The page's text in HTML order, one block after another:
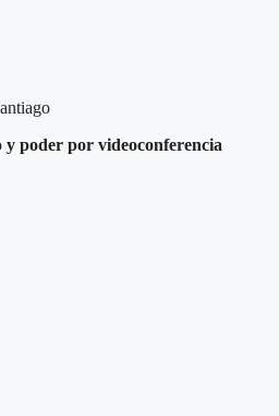
poder por videoconferencia